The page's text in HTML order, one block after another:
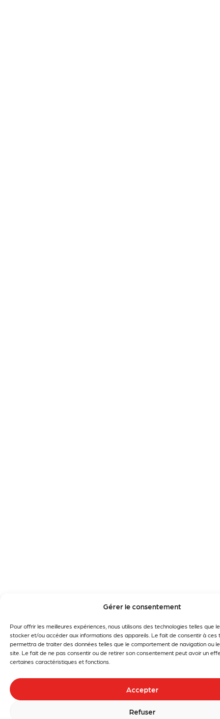
Gérer le consentement
Pour offrir les meilleures expériences, nous utilisons des technologies telles que
stocker et/ou accéder aux informations des appareils. Le fait de consentir à ces
permettra de traiter des données telles que le comportement de navigation ou
site. Le fait de ne pas consentir ou de retirer son consentement peut avoir un
certaines caractéristiques et fonctions.
Accepter
Refuser